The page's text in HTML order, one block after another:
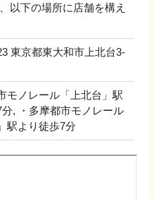
以下の場所に店舗を構え
東京都東大和市上北台3-
モノレール「上北台」駅
分, ・多摩都市モノレール
駅より徒歩7分